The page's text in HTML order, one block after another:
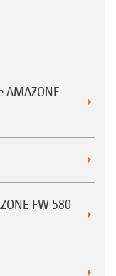
AMAZONE
FW 580